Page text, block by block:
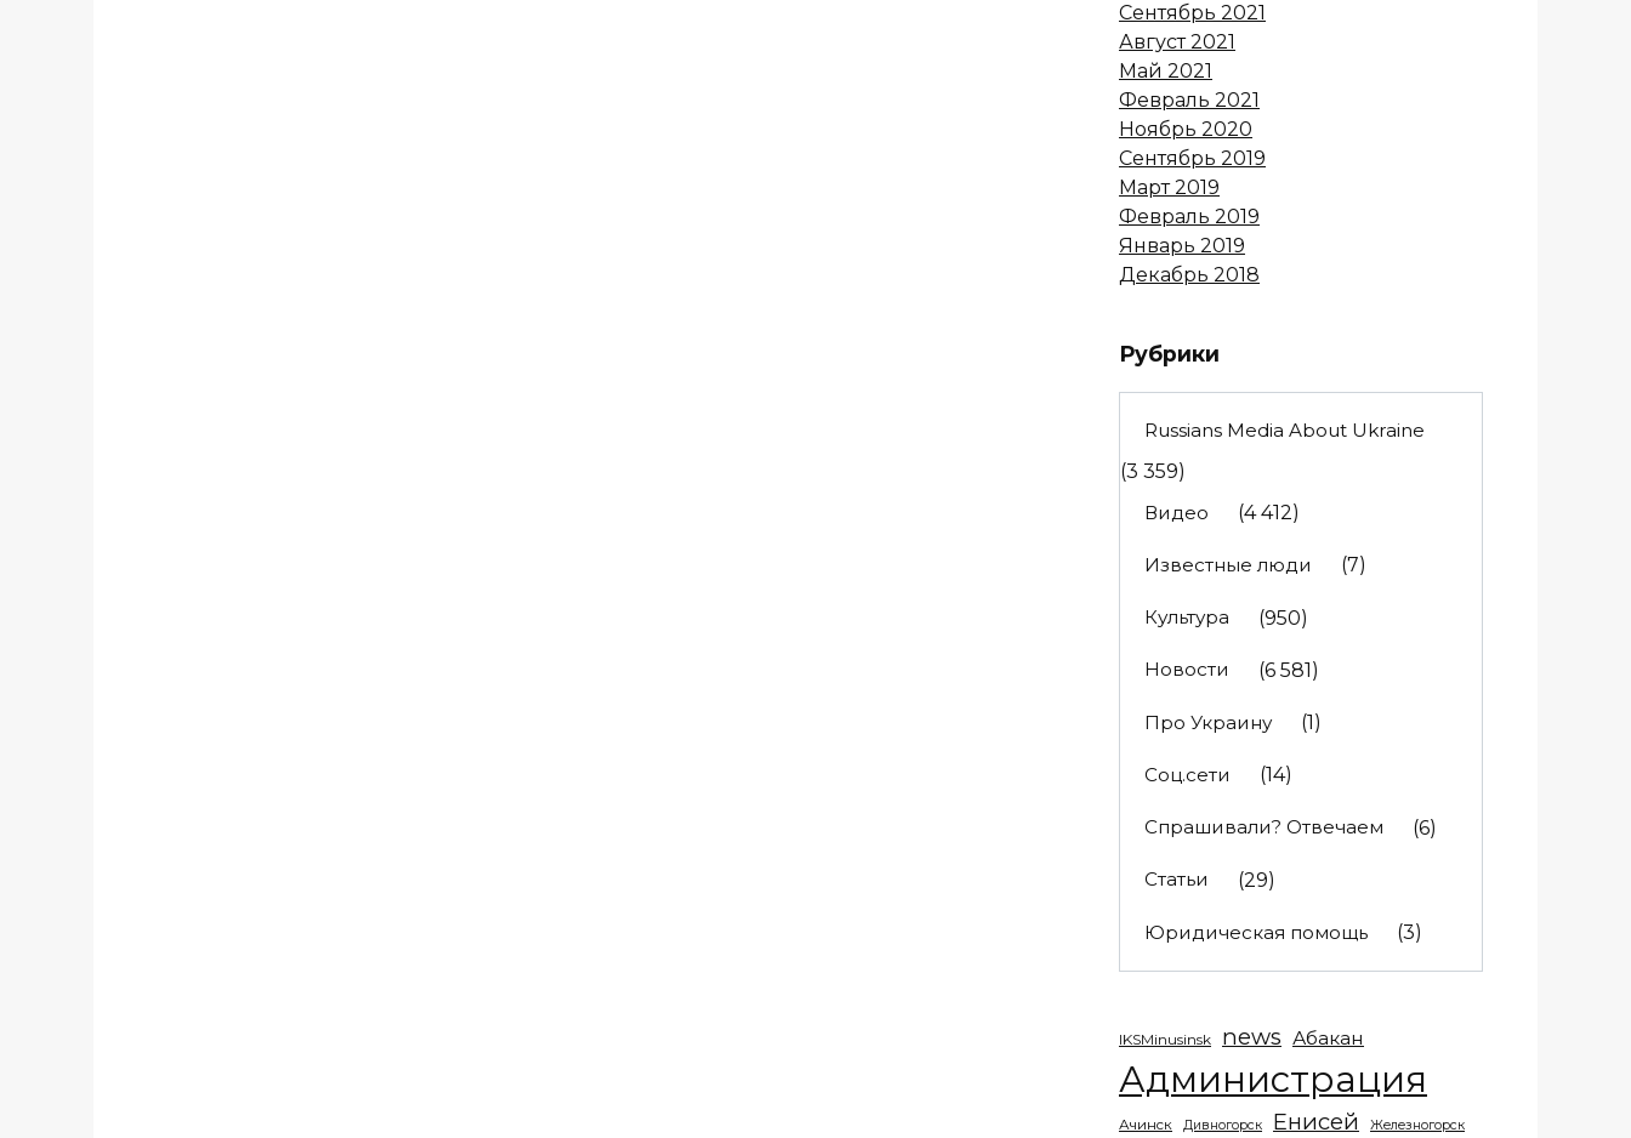
Сентябрь 2021
Август 2021
Май 2021
Февраль 2021
Ноябрь 2020
Сентябрь 2019
Март 2019
Февраль 2019
Январь 2019
Декабрь 2018
Рубрики
Russians Media About Ukraine
(3 359)
Видео
(4 412)
Известные люди (7)
Культура (950)
Новости (6 581)
Про Украину (1)
Соц.сети (14)
Спрашивали? Отвечаем (6)
Статьи (29)
Юридическая помощь (3)
IKSMinusinsk news Абакан
Администрация
Ачинск Дивногорск Енисей Железногорск